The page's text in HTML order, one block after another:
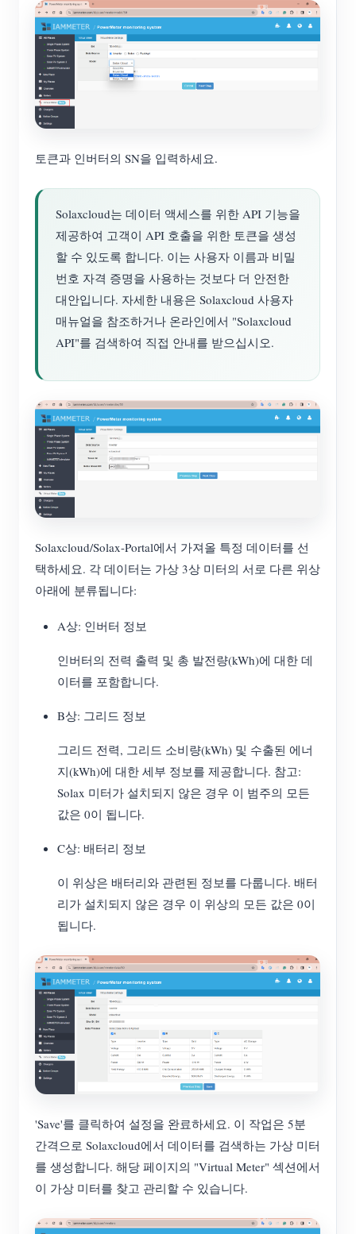
토큰과 인버터의 SN을 입력하세요.
Solaxcloud는 데이터 액세스를 위한 API 기능을
제공하여 고객이 API 호출을 위한 토큰을 생성
할 수 있도록 합니다. 이는 사용자 이름과 비밀
번호 자격 증명을 사용하는 것보다 더 안전한
대안입니다. 자세한 내용은 Solaxcloud 사용자
매뉴얼을 참조하거나 온라인에서 "Solaxcloud
API"를 검색하여 직접 안내를 받으십시오.
Solaxcloud/Solax-Portal에서 가져올 특정 데이터를 선
택하세요. 각 데이터는 가상 3상 미터의 서로 다른 위상
아래에 분류됩니다:
A상: 인버터 정보
인버터의 전력 출력 및 총 발전량(kWh)에 대한 데
이터를 포함합니다.
B상: 그리드 정보
그리드 전력, 그리드 소비량(kWh) 및 수출된 에너
지(kWh)에 대한 세부 정보를 제공합니다. 참고:
Solax 미터가 설치되지 않은 경우 이 범주의 모든
값은 0이 됩니다.
C상: 배터리 정보
이 위상은 배터리와 관련된 정보를 다룹니다. 배터
리가 설치되지 않은 경우 이 위상의 모든 값은 0이
됩니다.
'Save'를 클릭하여 설정을 완료하세요. 이 작업은 5분
간격으로 Solaxcloud에서 데이터를 검색하는 가상 미터
를 생성합니다. 해당 페이지의 "Virtual Meter" 섹션에서
이 가상 미터를 찾고 관리할 수 있습니다.